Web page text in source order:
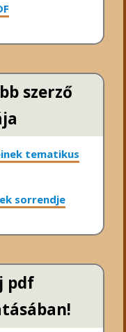
szerző
tematikus
sorrendje
pdf